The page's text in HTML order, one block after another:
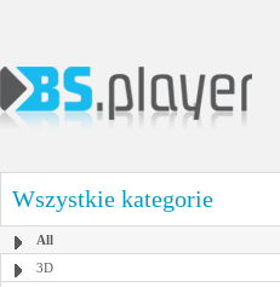
Wszystkie kategorie
All
3D